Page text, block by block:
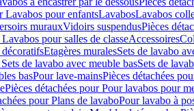
Lavabos pour enfantsLavabosLavabos
murauxVidoirs suspendusPièces
pour salles de classeAccessoires
décoratifsEtagères muralesSets de lavabo
de lavabo avec meuble basSets de
basPour lave-mainsPièces détachées
Pièces détachées pour Pour lavabos pour
pour Plans de lavaboPour lavabo à